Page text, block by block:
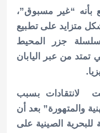
“غير مسبوق”،
متزايد على تطبيع
جزر المحيط
تمتد من عبر اليابان
لانتقادات بسبب
والمتهورة” بعد أن
للبحرية الصينية على